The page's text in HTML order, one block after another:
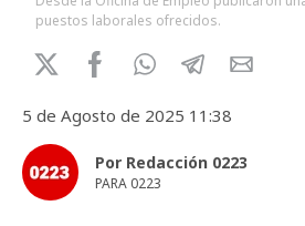
puestos laborales ofrecidos.
5 de Agosto de 2025 11:38
Por Redacción 0223
PARA 0223